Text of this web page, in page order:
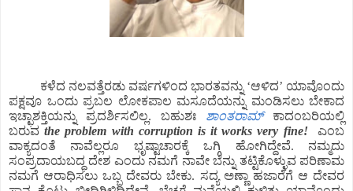
ಕಳೆದ ನಲವತ್ತೆರಡು ವರ್ಷಗಳಿಂದ ಭಾರತವನ್ನು ‘ಆಳಿದ’ ಯಾವೊಂದು
ಪಕ್ಷವೂ ಒಂದು ಪ್ರಬಲ ಲೋಕಪಾಲ ಮಸೂದೆಯನ್ನು ಮಂಡಿಸಲು ಬೇಕಾದ
ಇಚ್ಛಾಶಕ್ತಿಯನ್ನು ಪ್ರದರ್ಶಿಸಲಿಲ್ಲ. ಬಹುಶಃ ಶಾಂತರಾಮ್
ಕಾದಂಬರಿಯಲ್ಲಿ
ಬರುವthe problem with corruption is it works very fine!ಎಂಬ
ವಾಕ್ಯದಂತೆ ನಾವೆಲ್ಲರೂ ಭೃಷ್ಟಾಚಾರಕ್ಕೆ ಒಗ್ಗಿ ಹೋಗಿದ್ದೇವೆ. ನಮ್ಮದು
ಸಂಪ್ರದಾಯಬದ್ಧ ದೇಶ ಎಂದು ನಮಗೆ ನಾವೇ ಬೆನ್ನು ತಟ್ಟಿಕೊಳ್ಳುವ ಪರಿಣಾಮ
ನಮಗೆ ಆರಾಧಿಸಲು ಒಬ್ಬ ದೇವರು ಬೇಕು. ಸದ್ಯ ಅಣ್ಣಾ ಹಜಾರೆಗೆ ಆ ದೇವರ